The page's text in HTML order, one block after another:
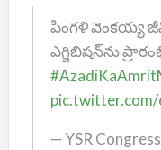
పింగళి వెంకయ్య
ఎగ్జిబిషన్‌ను
— YSR